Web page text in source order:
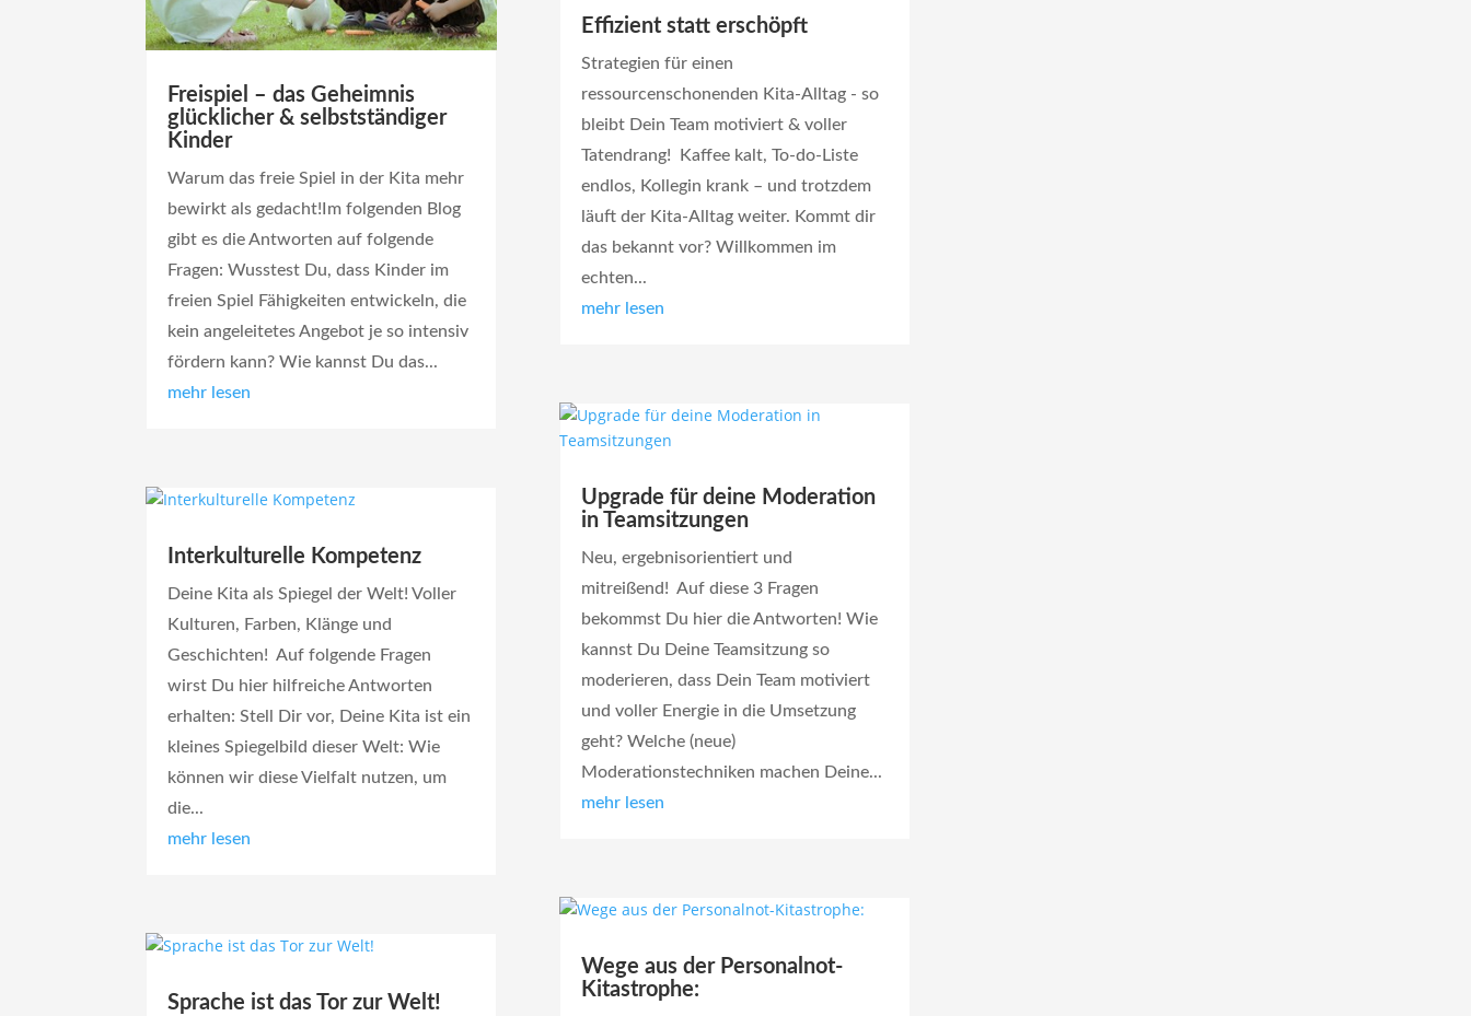
Freispiel – das Geheimnis
glücklicher & selbstständiger
Kinder
Warum das freie Spiel in der Kita mehr
bewirkt als gedacht!Im folgenden Blog
gibt es die Antworten auf folgende
Fragen: Wusstest Du, dass Kinder im
freien Spiel Fähigkeiten entwickeln, die
kein angeleitetes Angebot je so intensiv
fördern kann? Wie kannst Du das...
mehr lesen
Interkulturelle Kompetenz
Deine Kita als Spiegel der Welt! Voller
Kulturen, Farben, Klänge und
Geschichten! Auf folgende Fragen
wirst Du hier hilfreiche Antworten
erhalten: Stell Dir vor, Deine Kita ist ein
kleines Spiegelbild dieser Welt: Wie
können wir diese Vielfalt nutzen, um
die...
mehr lesen
Sprache ist das Tor zur Welt!
Effizient statt erschöpft
Strategien für einen
ressourcenschonenden Kita-Alltag - so
bleibt Dein Team motiviert & voller
Tatendrang! Kaffee kalt, To-do-Liste
endlos, Kollegin krank – und trotzdem
läuft der Kita-Alltag weiter. Kommt dir
das bekannt vor? Willkommen im
echten...
mehr lesen
Upgrade für deine Moderation
in Teamsitzungen
Neu, ergebnisorientiert und
mitreißend! Auf diese 3 Fragen
bekommst Du hier die Antworten! Wie
kannst Du Deine Teamsitzung so
moderieren, dass Dein Team motiviert
und voller Energie in die Umsetzung
geht? Welche (neue)
Moderationstechniken machen Deine...
mehr lesen
Wege aus der Personalnot-
Kitastrophe: